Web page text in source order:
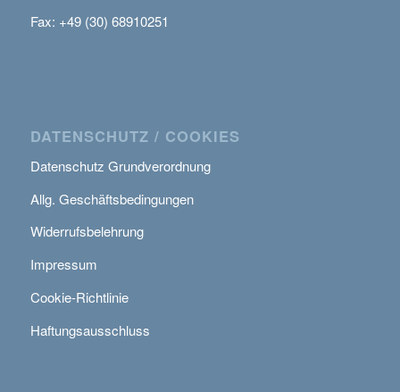
Fax: +49 (30) 68910251
DATENSCHUTZ / COOKIES
Datenschutz Grundverordnung
Allg. Geschäftsbedingungen
Widerrufsbelehrung
Impressum
Cookie-Richtlinie
Haftungsausschluss